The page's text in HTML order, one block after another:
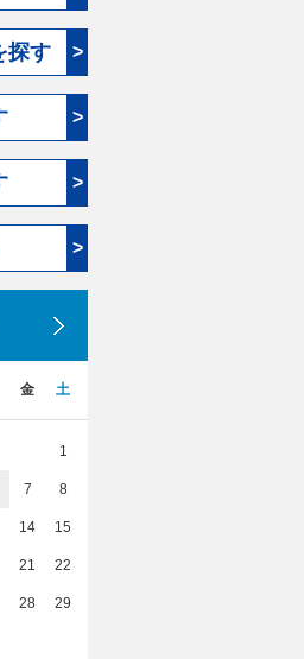
探す >
>
>
>
金 土
1
7 8
14 15
21 22
28 29